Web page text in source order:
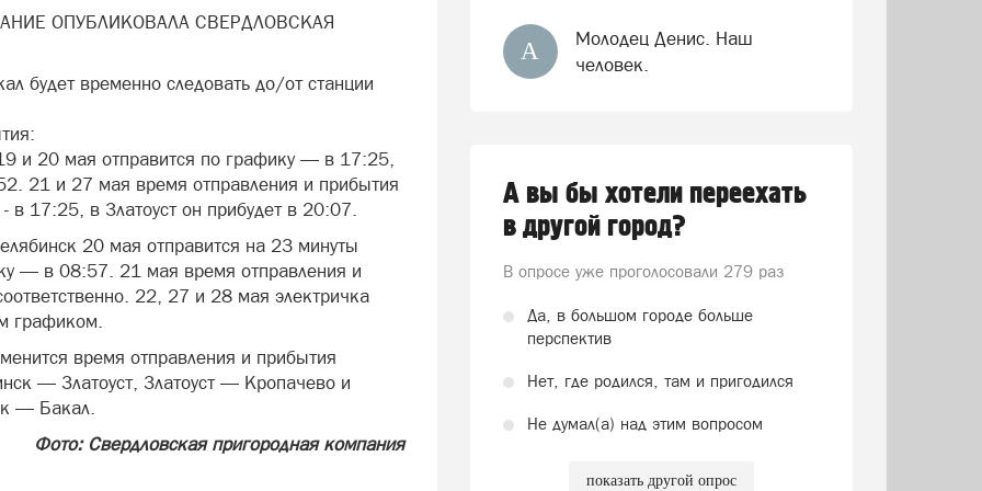
ОПУБЛИКОВАЛА СВЕРДЛОВСКАЯ
временно следовать до/от станции
и 20 мая отправится по графику — в 17:25,
21 и 27 мая время отправления и прибытия
в 17:25, в Златоуст он прибудет в 20:07.
20 мая отправится на 23 минуты
— в 08:57. 21 мая время отправления и
22, 27 и 28 мая электричка
графиком.
время отправления и прибытия
— Златоуст, Златоуст — Кропачево и
— Бакал.
Фото: Свердловская пригородная компания
А
Молодец Денис. Наш
человек.
А вы бы хотели переехать
в другой город?
В опросе уже проголосовали 279 раз
Да, в большом городе больше
перспектив
Нет, где родился, там и пригодился
Не думал(а) над этим вопросом
показать другой опрос